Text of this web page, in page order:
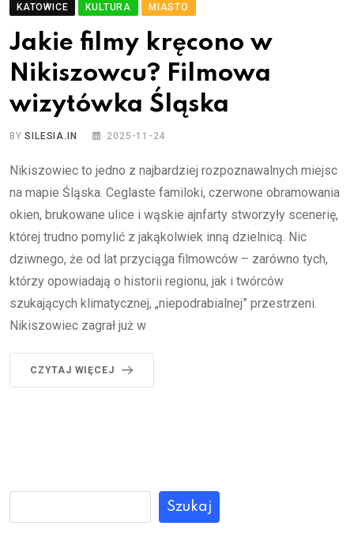
KATOWICE KULTURA MIASTO
Jakie filmy kręcono w
Nikiszowcu? Filmowa
wizytówka Śląska
BYSILESIA.IN 2025-11-24
Nikiszowiec to jedno z najbardziej rozpoznawalnych miejsc
na mapie Śląska. Ceglaste familoki, czerwone obramowania
okien, brukowane ulice i wąskie ajnfarty stworzyły scenerię,
której trudno pomylić z jakąkolwiek inną dzielnicą. Nic
dziwnego, że od lat przyciąga filmowców – zarówno tych,
którzy opowiadają o historii regionu, jak i twórców
szukających klimatycznej, „niepodrabialnej” przestrzeni.
Nikiszowiec zagrał już w
CZYTAJ WIĘCEJ
Szukaj